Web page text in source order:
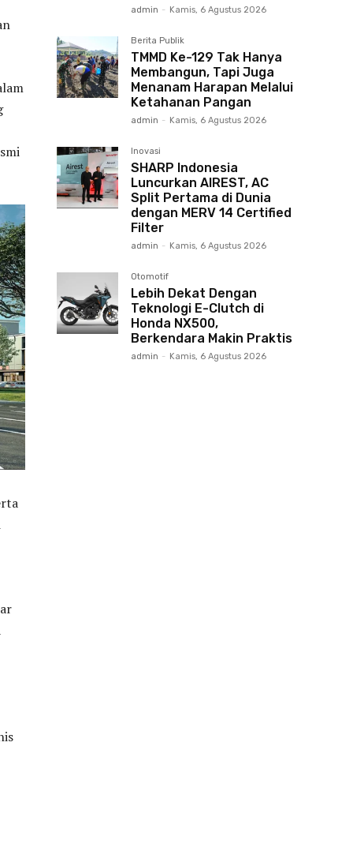
admin - Kamis, 6 Agustus 2026
Berita Publik
TMMD Ke-129 Tak Hanya
Membangun, Tapi Juga
Menanam Harapan Melalui
Ketahanan Pangan
admin - Kamis, 6 Agustus 2026
Inovasi
SHARP Indonesia
Luncurkan AIREST, AC
Split Pertama di Dunia
dengan MERV 14 Certified
Filter
admin - Kamis, 6 Agustus 2026
Otomotif
Lebih Dekat Dengan
Teknologi E-Clutch di
Honda NX500,
Berkendara Makin Praktis
admin - Kamis, 6 Agustus 2026